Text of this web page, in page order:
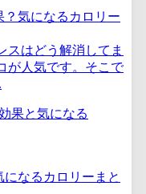
気になるカロリー
スはどう解消してま
が人気です。そこで
なるカロリーまと